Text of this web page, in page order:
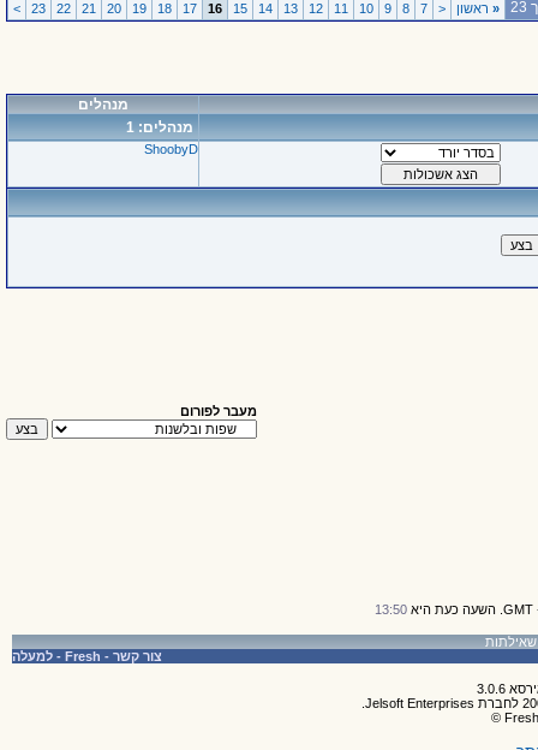
«ראשון <
7
8
9
10
11
12
13
14
15
16
17
18
19
20
21
22
23
>
מנהלים
מנהלים: 1
ShoobyD
מעבר לפורום
13:50
צור קשר -
Fresh
- למעלה